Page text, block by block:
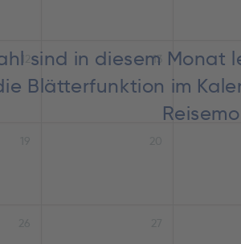
sind in diesem
Blätterfunktion im
13